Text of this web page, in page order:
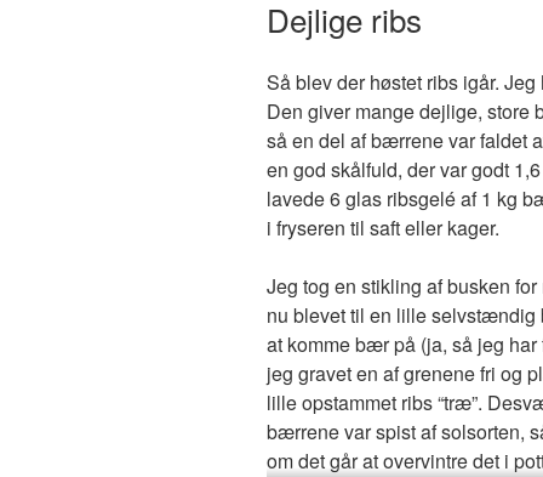
Dejlige ribs
Så blev der høstet ribs igår.
Den giver mange dejlige, store
så en del af bærrene var faldet
en god skålfuld, der var godt
lavede 6 glas ribsgelé af 1 kg
i fryseren til saft eller kager.
Jeg tog en stikling af busken
nu blevet til en lille selvstændig
at komme bær på (ja, så jeg
jeg gravet en af grenene fri og
lille opstammet ribs “træ”.
bærrene var spist af solsorten,
om det går at overvintre det i